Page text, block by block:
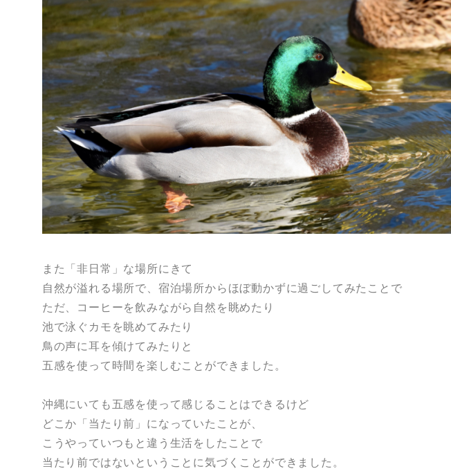
また「非日常」な場所にきて
自然が溢れる場所で、宿泊場所からほぼ動かずに過ごしてみたことで
ただ、コーヒーを飲みながら自然を眺めたり
池で泳ぐカモを眺めてみたり
鳥の声に耳を傾けてみたりと
五感を使って時間を楽しむことができました。
沖縄にいても五感を使って感じることはできるけど
どこか「当たり前」になっていたことが、
こうやっていつもと違う生活をしたことで
当たり前ではないということに気づくことができました。